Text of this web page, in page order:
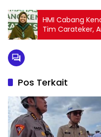
HMI Cabang
Tim Carateker,
Kekacauan Baru
Pos Terkait